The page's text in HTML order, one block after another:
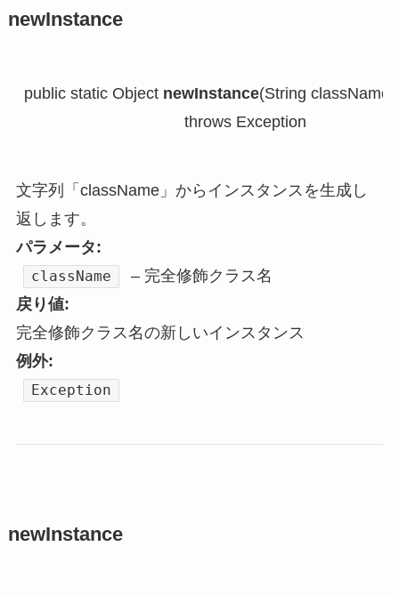
newInstance
public static Object newInstance(String className)
                                    throws Exception
文字列「className」からインスタンスを生成し
返します。
パラメータ:
className
– 完全修飾クラス名
戻り値:
完全修飾クラス名の新しいインスタンス
例外:
Exception
newInstance